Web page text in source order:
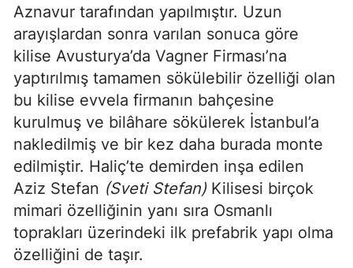
Aznavur tarafından yapılmıştır. Uzun
arayışlardan sonra varılan sonuca göre
kilise Avusturya’da Vagner Firması’na
yaptırılmış tamamen sökülebilir özelliği olan
bu kilise evvela firmanın bahçesine
kurulmuş ve bilâhare sökülerek İstanbul’a
nakledilmiş ve bir kez daha burada monte
edilmiştir. Haliç’te demirden inşa edilen
Aziz Stefan (Sveti Stefan)Kilisesi birçok
mimari özelliğinin yanı sıra Osmanlı
toprakları üzerindeki ilk prefabrik yapı olma
özelliğini de taşır.